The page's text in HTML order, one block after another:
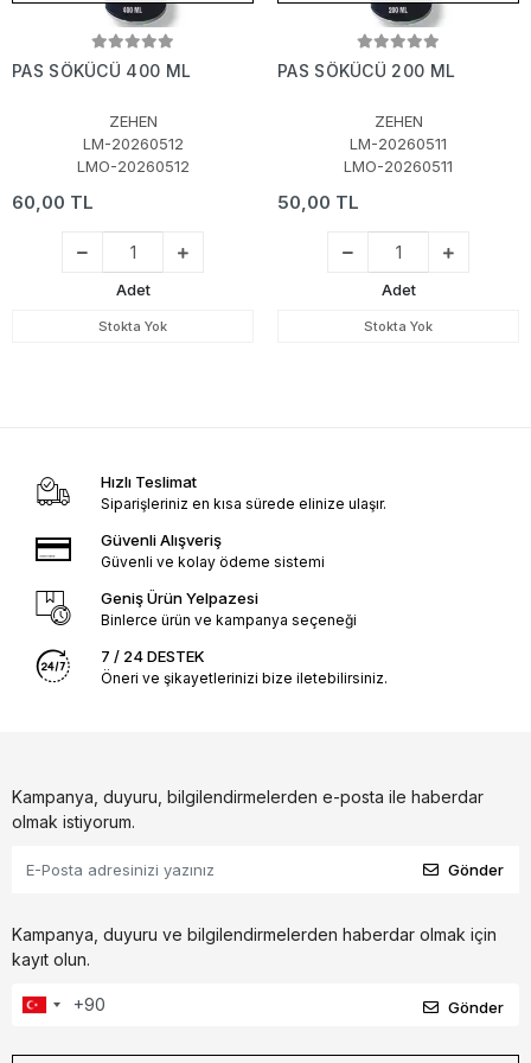
PAS SÖKÜCÜ 400 ML
ZEHEN
LM-20260512
LMO-20260512
60,00 TL
Adet
Stokta Yok
PAS SÖKÜCÜ 200 ML
ZEHEN
LM-20260511
LMO-20260511
50,00 TL
Adet
Stokta Yok
Hızlı Teslimat
Siparişleriniz en kısa sürede elinize ulaşır.
Güvenli Alışveriş
Güvenli ve kolay ödeme sistemi
Geniş Ürün Yelpazesi
Binlerce ürün ve kampanya seçeneği
7 / 24 DESTEK
Öneri ve şikayetlerinizi bize iletebilirsiniz.
Kampanya, duyuru, bilgilendirmelerden e-posta ile haberdar
olmak istiyorum.
Gönder
Kampanya, duyuru ve bilgilendirmelerden haberdar olmak için
kayıt olun.
Gönder